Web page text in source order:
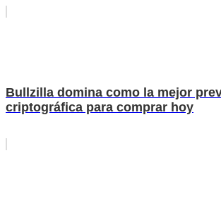
Bullzilla domina como la mejor
criptográfica para comprar hoy